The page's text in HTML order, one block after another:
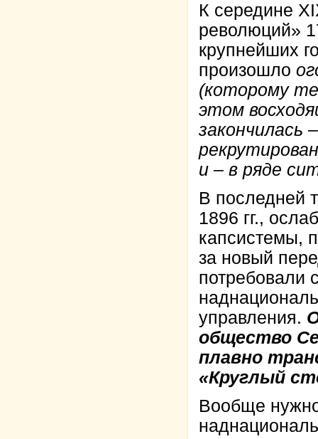
К середине
революций»
крупнейших
произошло
(которому
этом
закончилась
и – в ряде
В последней
1896 гг.,
капсистемы,
за новый
потребовали
управления.
общество
плавно
«Круглый
Вообще